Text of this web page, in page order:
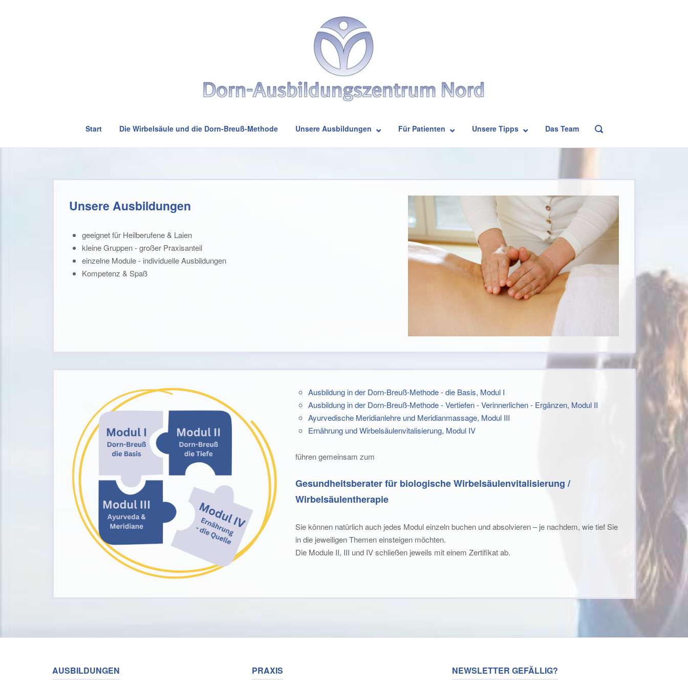
Start Die Wirbelsäule und die Dorn-Breuß-Methode Unsere Ausbildungen Für Patienten Unsere Tipps Das Team
OPEN
BAR
Unsere Ausbildungen
geeignet für Heilberufene & Laien
kleine Gruppen - großer Praxisanteil
einzelne Module - individuelle Ausbildungen
Kompetenz & Spaß
Ausbildung in der Dorn-Breuß-Methode - die Basis, Modul I
Ausbildung in der Dorn-Breuß-Methode - Vertiefen - Verinnerlichen - Ergänzen, Modul II
Ayurvedische Meridianlehre und Meridianmassage, Modul III
Ernährung und Wirbelsäulenvitalisierung, Modul IV
führen gemeinsam zum
Gesundheitsberater für biologische Wirbelsäulenvitalisierung /
Wirbelsäulentherapie
Sie können natürlich auch jedes Modul einzeln buchen und absolvieren – je nachdem, wie tief Sie
in die jeweiligen Themen einsteigen möchten.
Die Module II, III und IV schließen jeweils mit einem Zertifikat ab.
AUSBILDUNGEN PRAXIS NEWSLETTER GEFÄLLIG?